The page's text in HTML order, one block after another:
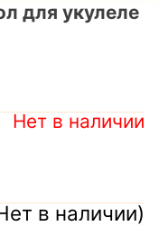
для укулеле
в наличии)
Нет в наличии